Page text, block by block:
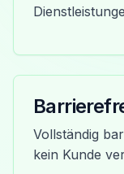
Vollständig
kein Kunde